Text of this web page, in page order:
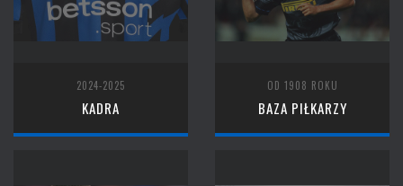
2024-2025
KADRA
OD 1908 ROKU
BAZA PIŁKARZY